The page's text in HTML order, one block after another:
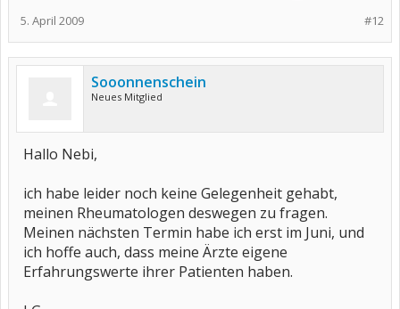
#12
5. April 2009
Sooonnenschein
Neues Mitglied
Hallo Nebi,
ich habe leider noch keine Gelegenheit gehabt,
meinen Rheumatologen deswegen zu fragen.
Meinen nächsten Termin habe ich erst im Juni, und
ich hoffe auch, dass meine Ärzte eigene
Erfahrungswerte ihrer Patienten haben.